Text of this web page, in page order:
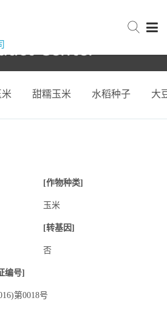
Center
甜糯玉米 水稻种子 大
[作物种类]
玉米
[转基因]
否
编号]
第0018号